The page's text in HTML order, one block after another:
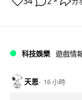
科技娛樂 遊戲情
天恩 16 小時